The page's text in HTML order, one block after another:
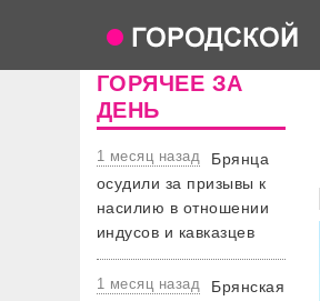
ГОРЯЧЕЕ ЗА
ДЕНЬ
1 месяц назад
Брянца
осудили за призывы к
насилию в отношении
индусов и кавказцев
1 месяц назад
Брянская